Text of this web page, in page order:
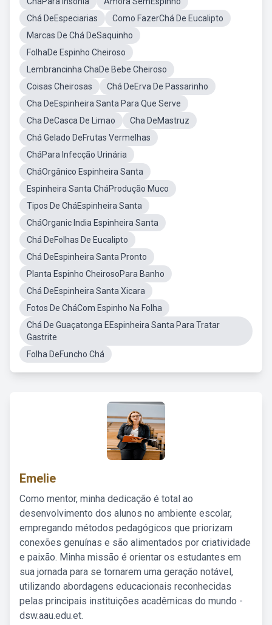
Chá DeEspeciarias
Como FazerChá De Eucalipto
Marcas De Chá DeSaquinho
FolhaDe Espinho Cheiroso
Lembrancinha ChaDe Bebe Cheiroso
Coisas Cheirosas
Chá DeErva De Passarinho
Cha DeEspinheira Santa Para Que Serve
Cha DeCasca De Limao
Cha DeMastruz
Chá Gelado DeFrutas Vermelhas
CháPara Infecção Urinária
CháOrgânico Espinheira Santa
Espinheira Santa CháProdução Muco
Tipos De CháEspinheira Santa
CháOrganic India Espinheira Santa
Chá DeFolhas De Eucalipto
Chá DeEspinheira Santa Pronto
Planta Espinho CheirosoPara Banho
Chá DeEspinheira Santa Xicara
Fotos De CháCom Espinho Na Folha
Chá De Guaçatonga EEspinheira Santa Para Tratar
Gastrite
Folha DeFuncho Chá
Emelie
Como mentor, minha dedicação é total ao
desenvolvimento dos alunos no ambiente escolar,
empregando métodos pedagógicos que priorizam
conexões genuínas e são alimentados por criatividade
e paixão. Minha missão é orientar os estudantes em
sua jornada para se tornarem uma geração notável,
utilizando abordagens educacionais reconhecidas
pelas principais instituições acadêmicas do mundo -
dsw.aau.edu.et.